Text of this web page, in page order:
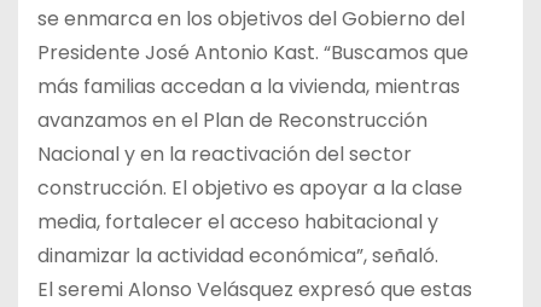
se enmarca en los objetivos del Gobierno del
Presidente José Antonio Kast. “Buscamos que
más familias accedan a la vivienda, mientras
avanzamos en el Plan de Reconstrucción
Nacional y en la reactivación del sector
construcción. El objetivo es apoyar a la clase
media, fortalecer el acceso habitacional y
dinamizar la actividad económica”, señaló.
El seremi Alonso Velásquez expresó que estas